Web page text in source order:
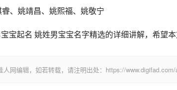
、姚靖昌、姚熙福、姚敬宁
宝起名 姚姓男宝宝名字精选的详细讲解，希望本
人网编辑，如若转载，请注明出处：https://